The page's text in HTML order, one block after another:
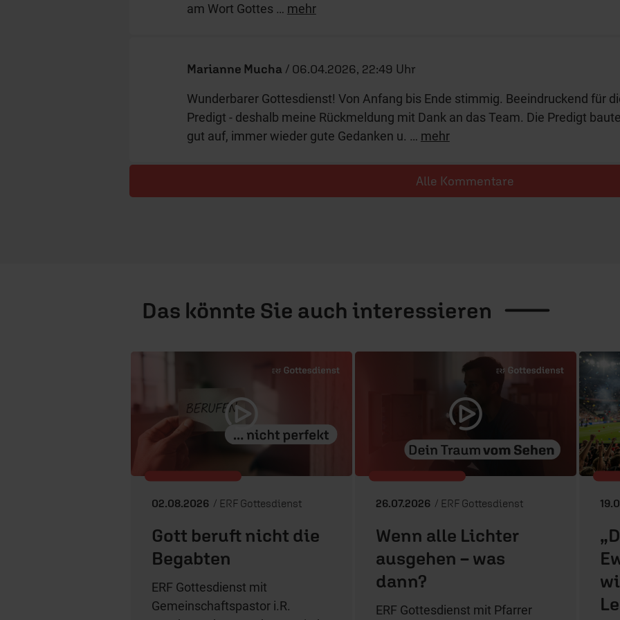
am Wort Gottes … mehr
Marianne Mucha / 06.04.2026, 22:49 Uhr
Wunderbarer Gottesdienst! Von Anfang bis Ende stimmig. Beeindruckend für
Predigt - deshalb meine Rückmeldung mit Dank an das Team. Die Predigt
gut auf, immer wieder gute Gedanken u. … mehr
Alle Kommentare
Das könnte Sie auch interessieren
02.08.2026 / ERF Gottesdienst
Gott beruft nicht die
Begabten
ERF Gottesdienst mit
Gemeinschaftspastor i.R.
26.07.2026 / ERF Gottesdienst
Wenn alle Lichter
ausgehen – was
dann?
ERF Gottesdienst mit Pfarrer